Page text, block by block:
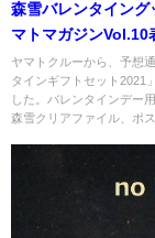
森雪バレンタイング
マトマガジンVol.10
ヤマトクルーから、予想
タインギフトセット2021
した。バレンタインデー
森雪クリアファイル、ポス